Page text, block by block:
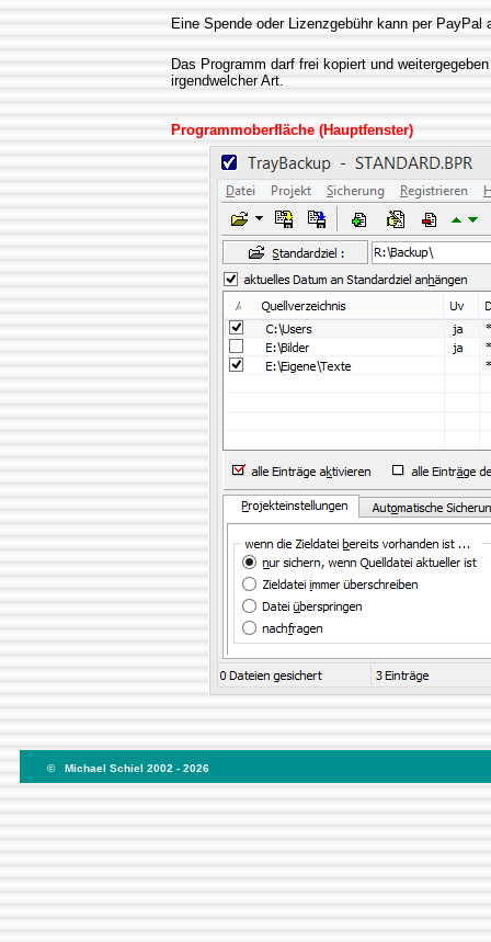
Eine Spende oder Lizenzgebühr kann per
Das Programm darf frei kopiert und
irgendwelcher Art.
Programmoberfläche (Hauptfenster)
© Michael Schiel 2002 - 2026